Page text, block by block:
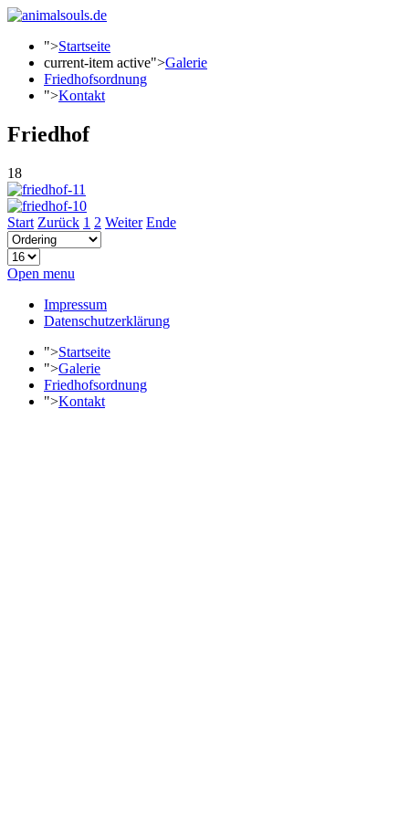
">Startseite
current-item active">Galerie
Friedhofsordnung
">Kontakt
Friedhof
18
Start Zurück 1 2 Weiter Ende
Open menu
Impressum
Datenschutzerklärung
">Startseite
">Galerie
Friedhofsordnung
">Kontakt